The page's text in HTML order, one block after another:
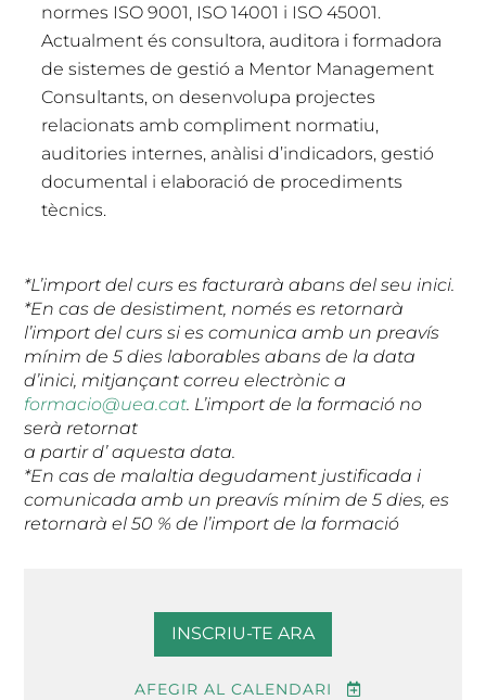
normes ISO 9001, ISO 14001 i ISO 45001.
Actualment és consultora, auditora i formadora
de sistemes de gestió a Mentor Management
Consultants, on desenvolupa projectes
relacionats amb compliment normatiu,
auditories internes, anàlisi d’indicadors, gestió
documental i elaboració de procediments
tècnics.
*L’import del curs es facturarà abans del seu inici.
*En cas de desistiment, només es retornarà
l’import del curs si es comunica amb un preavís
mínim de 5 dies laborables abans de la data
d’inici, mitjançant correu electrònic a
formacio@uea.cat. L’import de la formació no
serà retornat
a partir d’ aquesta data.
*En cas de malaltia degudament justificada i
comunicada amb un preavís mínim de 5 dies, es
retornarà el 50 % de l’import de la formació
INSCRIU-TE ARA
AFEGIR AL CALENDARI